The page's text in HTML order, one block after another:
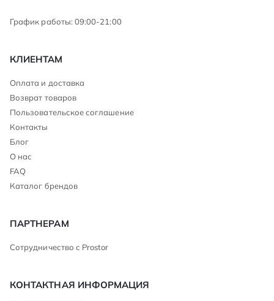
График работы: 09:00-21:00
КЛИЕНТАМ
Оплата и доставка
Возврат товаров
Пользовательское соглашение
Контакты
Блог
О нас
FAQ
Каталог брендов
ПАРТНЕРАМ
Сотрудничество с Prostor
КОНТАКТНАЯ ИНФОРМАЦИЯ